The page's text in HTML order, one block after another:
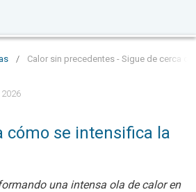
/ Calor sin precedentes - Sigue de cerca
2026
cómo se intensifica la
una intensa ola de calor en